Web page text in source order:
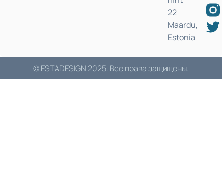
22
Maardu,
Estonia
© ESTADESIGN 2025. Все права защищены.